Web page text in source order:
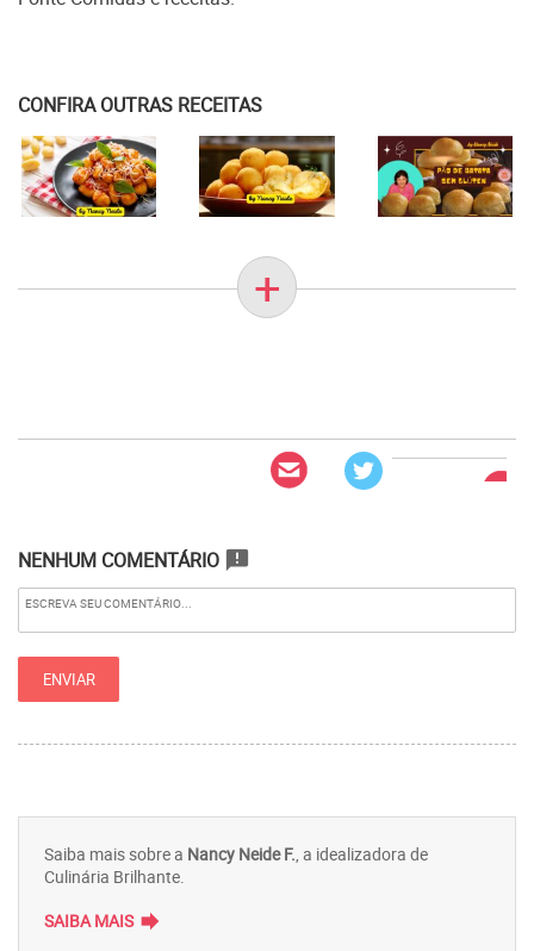
CONFIRA OUTRAS RECEITAS
+
NENHUM COMENTÁRIO announcement
Saiba mais sobre a Nancy Neide F., a idealizadora de
Culinária Brilhante.
SAIBA MAIS forward